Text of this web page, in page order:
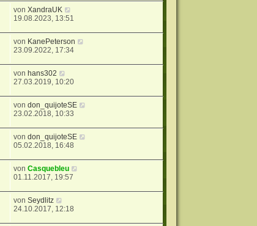
vonXandraUK
19.08.2023, 13:51
von KanePeterson
23.09.2022, 17:34
von hans302
27.03.2019, 10:20
vondon_quijoteSE
23.02.2018, 10:33
vondon_quijoteSE
05.02.2018, 16:48
vonCasquebleu
01.11.2017, 19:57
vonSeydlitz
24.10.2017, 12:18